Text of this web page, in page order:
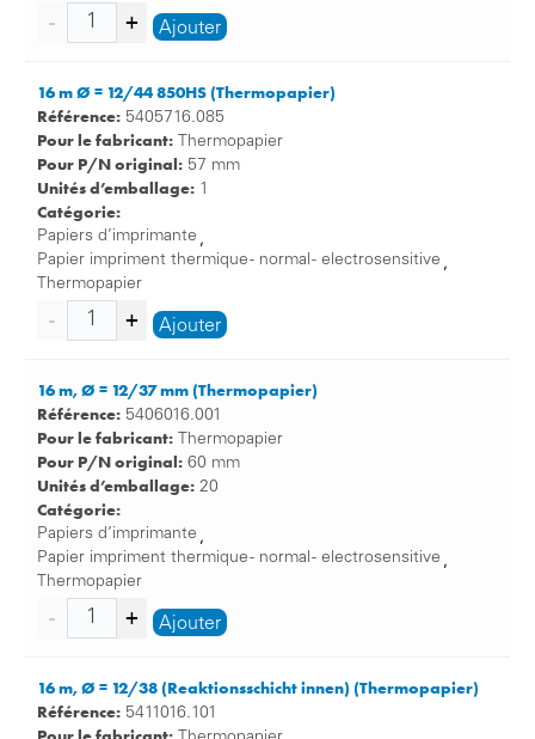
Ajouter
16 m Ø = 12/44 850HS (Thermopapier)
Référence: 5405716.085
Pour le fabricant: Thermopapier
Pour P/N original: 57 mm
Unités d’emballage: 1
Catégorie:
Papiers d’imprimante ,
Papier impriment thermique - normal - electrosensitive ,
Thermopapier
Ajouter
16 m, Ø = 12/37 mm (Thermopapier)
Référence: 5406016.001
Pour le fabricant: Thermopapier
Pour P/N original: 60 mm
Unités d’emballage: 20
Catégorie:
Papiers d’imprimante ,
Papier impriment thermique - normal - electrosensitive ,
Thermopapier
Ajouter
16 m, Ø = 12/38 (Reaktionsschicht innen) (Thermopapier)
Référence: 5411016.101